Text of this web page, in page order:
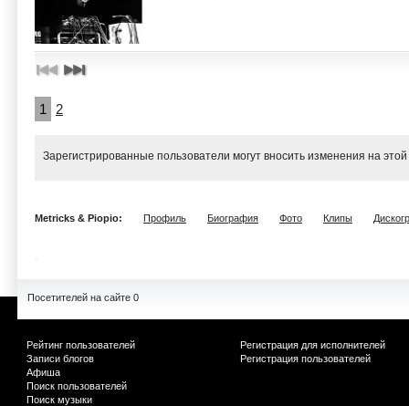
1 2
Зарегистрированные пользователи могут вносить изменения на
Metricks & Piopio: Профиль Биография Фото Клипы
Посетителей на сайте 0
Рейтинг пользователей
Записи блогов
Афиша
Поиск пользователей
Поиск музыки
Регистрация для исполнителей
Регистрация пользователей